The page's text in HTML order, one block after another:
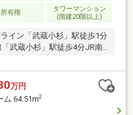
所有権
タワーマンション
(階建20階以上)
イン「武蔵小杉」駅徒歩1分
武蔵小杉」駅徒歩4分JR南
戸■居室としてもご使用い
ルーム■引き戸を開けてリビ
ご使用いただけるくつろげる
万円
ム 64.51m2